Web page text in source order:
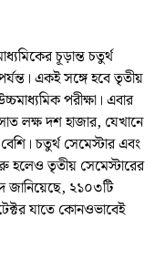
চূড়ান্ত চতুর্থ
একই সঙ্গে হবে তৃতীয়
পরীক্ষা। এবার
লক্ষ দশ হাজার, যেখানে
চতুর্থ সেমেস্টার এবং
হলেও তৃতীয় সেমেস্টারের
জানিয়েছে, ২১০৩টি
যাতে কোনওভাবেই